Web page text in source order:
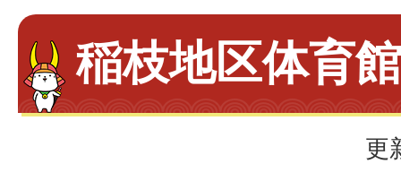
稲枝地区体育館
更